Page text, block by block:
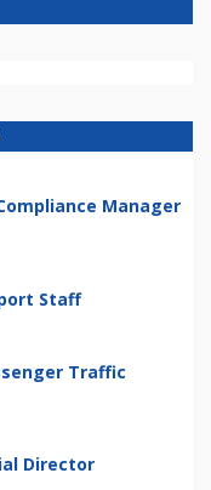
Manager
Staff
Traffic
Director